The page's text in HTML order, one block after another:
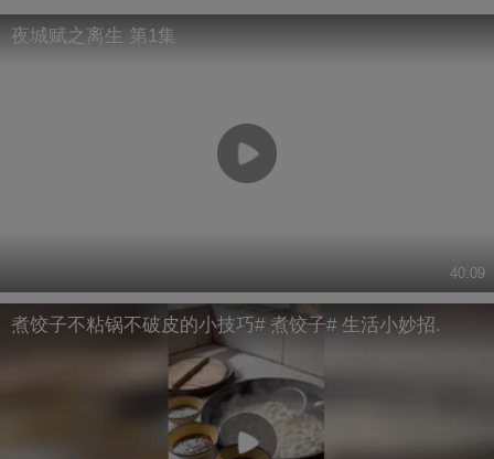
夜城赋之离生 第1集
40:09
煮饺子不粘锅不破皮的小技巧# 煮饺子# 生活小妙招.